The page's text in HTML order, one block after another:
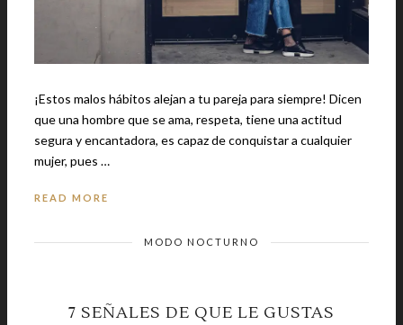
¡Estos malos hábitos alejan a tu pareja para siempre! Dicen
que una hombre que se ama, respeta, tiene una actitud
segura y encantadora, es capaz de conquistar a cualquier
mujer, pues …
READ MORE
MODO NOCTURNO
7 SEÑALES DE QUE LE GUSTAS